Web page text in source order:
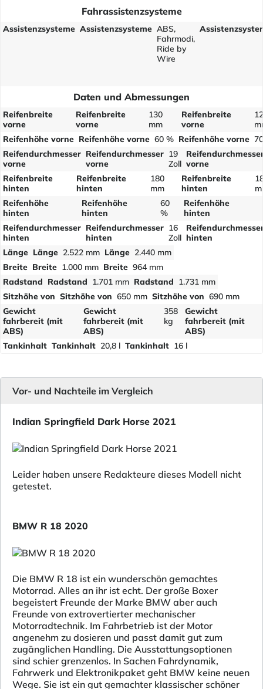
Fahrassistenzsysteme
Assistenzsysteme Assistenzsysteme ABS,
Fahrmodi,
Ride by
Wire
Daten und Abmessungen
Reifenbreite
vorne
Reifenbreite
vorne
130
mm
Reifenbreite
vorne
Reifenhöhe vorne Reifenhöhe vorne 60 % Reifenhöhe vorne
Reifendurchmesser
vorne
Reifendurchmesser
vorne
19
Zoll vorne
Reifenbreite
hinten
Reifenbreite
hinten
180
mm
Reifenbreite
hinten
Reifenhöhe
hinten
Reifenhöhe
hinten
60
%
Reifenhöhe
hinten
Reifendurchmesser
hinten
Reifendurchmesser
hinten
16
Zoll hinten
Länge Länge 2.522 mm Länge 2.440 mm
Breite Breite 1.000 mm Breite 964 mm
Radstand Radstand 1.701 mm Radstand 1.731 mm
Sitzhöhe von Sitzhöhe von 650 mm Sitzhöhe von 690 mm
Gewicht
fahrbereit (mit
ABS)
Gewicht
fahrbereit (mit
ABS)
358
kg
Gewicht
fahrbereit (mit
ABS)
Tankinhalt Tankinhalt 20,8 l Tankinhalt 16 l
Vor- und Nachteile im Vergleich
Indian Springfield Dark Horse 2021
Leider haben unsere Redakteure dieses Modell nicht
getestet.
BMW R 18 2020
Die BMW R 18 ist ein wunderschön gemachtes
Motorrad. Alles an ihr ist echt. Der große Boxer
begeistert Freunde der Marke BMW aber auch
Freunde von extrovertierter mechanischer
Motorradtechnik. Im Fahrbetrieb ist der Motor
angenehm zu dosieren und passt damit gut zum
zugänglichen Handling. Die Ausstattungsoptionen
sind schier grenzenlos. In Sachen Fahrdynamik,
Fahrwerk und Elektronikpaket geht BMW keine neuen
Wege. Sie ist ein gut gemachter klassischer schöner